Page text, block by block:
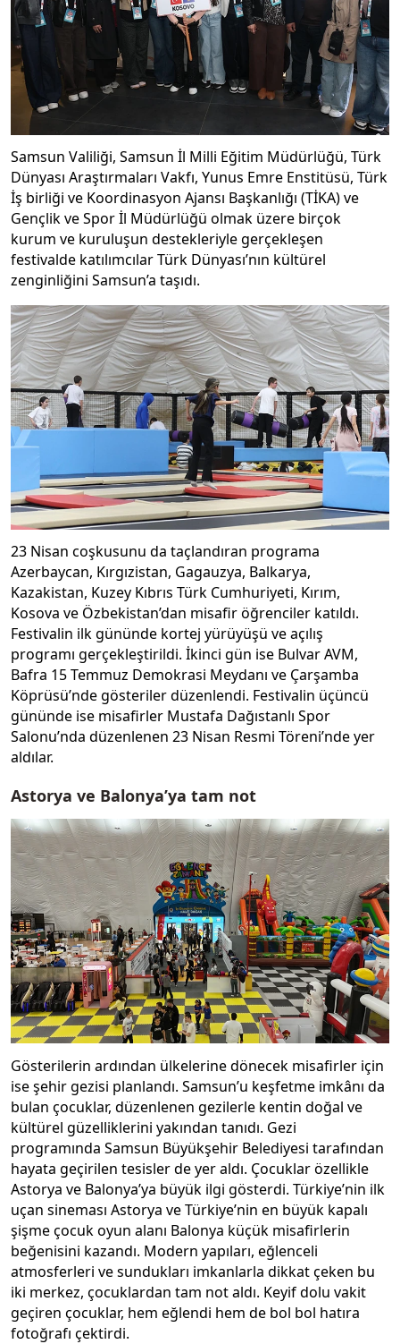
Samsun Valiliği, Samsun İl Milli Eğitim Müdürlüğü, Türk
Dünyası Araştırmaları Vakfı, Yunus Emre Enstitüsü, Türk
İş birliği ve Koordinasyon Ajansı Başkanlığı (TİKA) ve
Gençlik ve Spor İl Müdürlüğü olmak üzere birçok
kurum ve kuruluşun destekleriyle gerçekleşen
festivalde katılımcılar Türk Dünyası’nın kültürel
zenginliğini Samsun’a taşıdı.
23 Nisan coşkusunu da taçlandıran programa
Azerbaycan, Kırgızistan, Gagauzya, Balkarya,
Kazakistan, Kuzey Kıbrıs Türk Cumhuriyeti, Kırım,
Kosova ve Özbekistan’dan misafir öğrenciler katıldı.
Festivalin ilk gününde kortej yürüyüşü ve açılış
programı gerçekleştirildi. İkinci gün ise Bulvar AVM,
Bafra 15 Temmuz Demokrasi Meydanı ve Çarşamba
Köprüsü’nde gösteriler düzenlendi. Festivalin üçüncü
gününde ise misafirler Mustafa Dağıstanlı Spor
Salonu’nda düzenlenen 23 Nisan Resmi Töreni’nde yer
aldılar.
Astorya ve Balonya’ya tam not
Gösterilerin ardından ülkelerine dönecek misafirler için
ise şehir gezisi planlandı. Samsun’u keşfetme imkânı da
bulan çocuklar, düzenlenen gezilerle kentin doğal ve
kültürel güzelliklerini yakından tanıdı. Gezi
programında Samsun Büyükşehir Belediyesi tarafından
hayata geçirilen tesisler de yer aldı. Çocuklar özellikle
Astorya ve Balonya’ya büyük ilgi gösterdi. Türkiye’nin ilk
uçan sineması Astorya ve Türkiye’nin en büyük kapalı
şişme çocuk oyun alanı Balonya küçük misafirlerin
beğenisini kazandı. Modern yapıları, eğlenceli
atmosferleri ve sundukları imkanlarla dikkat çeken bu
iki merkez, çocuklardan tam not aldı. Keyif dolu vakit
geçiren çocuklar, hem eğlendi hem de bol bol hatıra
fotoğrafı çektirdi.